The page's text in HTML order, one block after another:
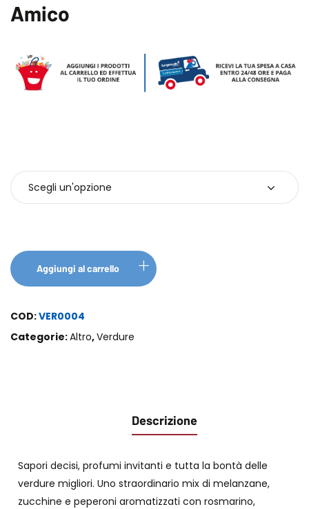
Amico
Aggiungi al carrello
COD:VER0004
Categorie:Altro,Verdure
Descrizione
Sapori decisi, profumi invitanti e tutta la bontà delle
verdure migliori. Uno straordinario mix di melanzane,
zucchine e peperoni aromatizzati con rosmarino,